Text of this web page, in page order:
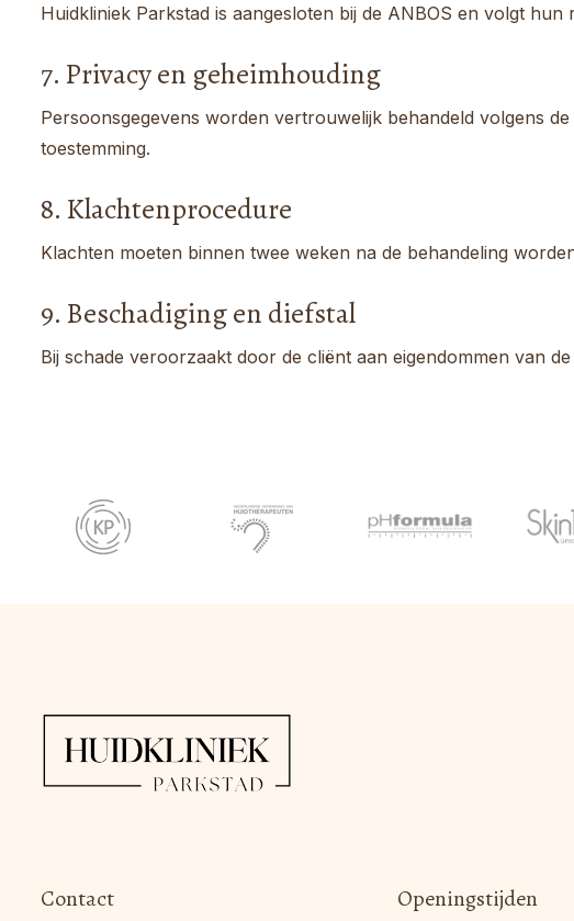
Huidkliniek Parkstad is aangesloten bij de ANBOS en volgt
7. Privacy en geheimhouding
Persoonsgegevens worden vertrouwelijk behandeld volgens
toestemming.
8. Klachtenprocedure
Klachten moeten binnen twee weken na de behandeling
9. Beschadiging en diefstal
Bij schade veroorzaakt door de cliënt aan eigendommen van
Contact Openingstijden